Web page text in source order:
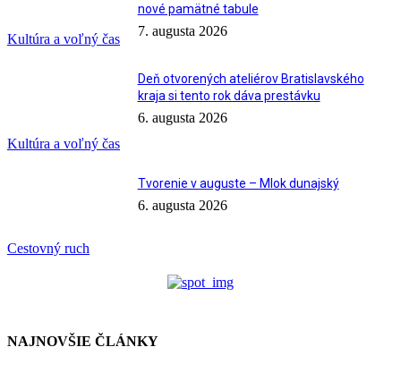
Kultúra a voľný čas
nové pamätné tabule
7. augusta 2026
Kultúra a voľný čas
Deň otvorených ateliérov Bratislavského
kraja si tento rok dáva prestávku
6. augusta 2026
Cestovný ruch
Tvorenie v auguste – Mlok dunajský
6. augusta 2026
NAJNOVŠIE ČLÁNKY